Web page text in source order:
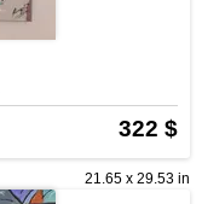
322 $
21.65 x 29.53 in